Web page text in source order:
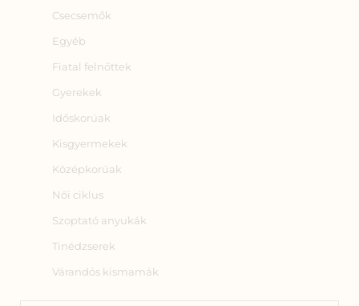
Csecsemők
Egyéb
Fiatal felnőttek
Gyerekek
Időskorúak
Kisgyermekek
Középkorúak
Női ciklus
Szoptató anyukák
Tinédzserek
Várandós kismamák